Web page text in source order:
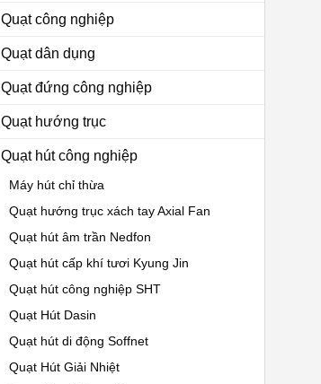
Quạt công nghiệp
Quạt dân dụng
Quạt đứng công nghiệp
Quạt hướng trục
Quạt hút công nghiệp
Máy hút chỉ thừa
Quạt hướng trục xách tay Axial Fan
Quạt hút âm trần Nedfon
Quạt hút cấp khí tươi Kyung Jin
Quạt hút công nghiệp SHT
Quạt Hút Dasin
Quạt hút di động Soffnet
Quạt Hút Giải Nhiệt